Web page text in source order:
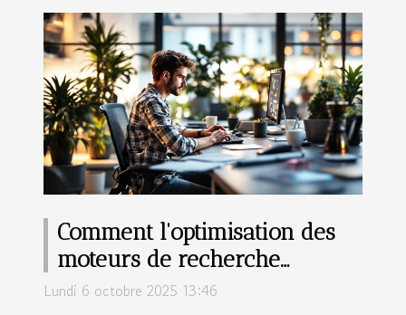
Comment l'optimisation des
moteurs de recherche
transforme-t-elle les petites
Lundi 6 octobre 2025 13:46